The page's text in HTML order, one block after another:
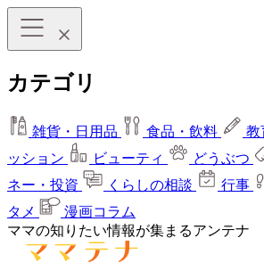
カテゴリ
雑貨・日用品 食品・飲料 教
ッション
ビューティ どうぶつ
ネー・投資
くらしの相談 行事
タメ
漫画コラム
ママの知りたい情報が集まるアンテナ